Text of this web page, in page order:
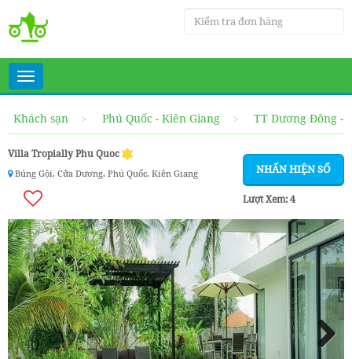
Toggle
navigation
Khách sạn
Phú Quốc - Kiên Giang TT Dương Đông -
Villa Tropially Phu Quoc
NHẤN HIỆN SỐ
Lượt Xem:4
Búng Gội, Cửa Dương, Phú Quốc, Kiên Giang